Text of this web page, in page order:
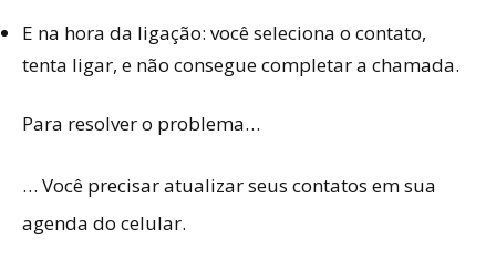
E na hora da ligação: você seleciona o contato,
tenta ligar, e não consegue completar a chamada.
Para resolver o problema…
… Você precisar atualizar seus contatos em sua
agenda do celular.